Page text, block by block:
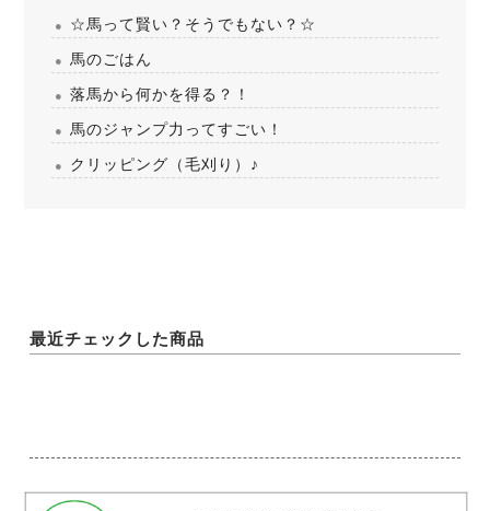
☆馬って賢い？そうでもない？☆
馬のごはん
落馬から何かを得る？！
馬のジャンプ力ってすごい！
クリッピング（毛刈り）♪
最近チェックした商品